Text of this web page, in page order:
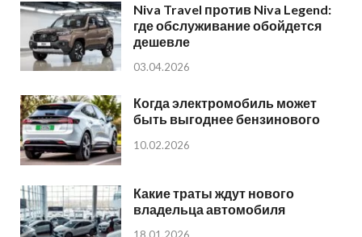
Niva Travel против Niva Legend:
где обслуживание обойдется
дешевле
03.04.2026
Когда электромобиль может
быть выгоднее бензинового
10.02.2026
Какие траты ждут нового
владельца автомобиля